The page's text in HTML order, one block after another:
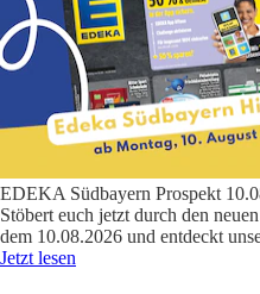
EDEKA Südbayern Prospekt
Stöbert euch jetzt durch den
dem 10.08.2026 und entdeckt
Jetzt lesen